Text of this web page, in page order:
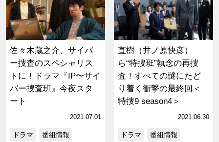
佐々木蔵之介、サイバ
ー捜査のスペシャリス
トに！ドラマ『IP〜サイ
バー捜査班』今夜スタ
ート
2021.07.01
ドラマ 番組情報
直樹（井ノ原快彦）
ら“特捜班”執念の再捜
査！すべての謎にたど
り着く衝撃の最終回＜
特捜9 season4＞
2021.06.30
ドラマ 番組情報